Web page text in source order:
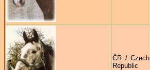
ČR / Czech
Republic